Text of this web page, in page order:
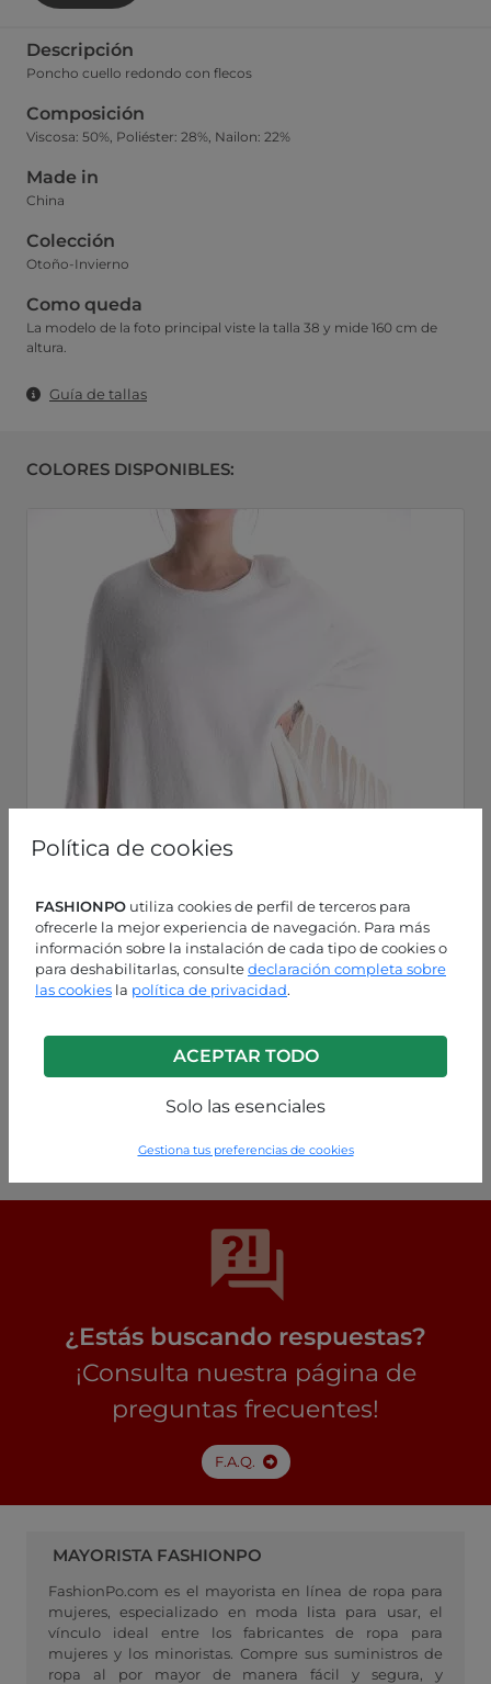
Política de cookies
FASHIONPO utiliza cookies de perfil de terceros para
ofrecerle la mejor experiencia de navegación. Para más
información sobre la instalación de cada tipo de cookies o
para deshabilitarlas, consultedeclaración completa sobre
las cookies la política de privacidad.
ACEPTAR TODO
Solo las esenciales
Gestiona tus preferencias de cookies
Descripción
Poncho cuello redondo con flecos
Composición
Viscosa: 50%, Poliéster: 28%, Nailon: 22%
Made in
China
Colección
Otoño-Invierno
Como queda
La modelo de la foto principal viste la talla 38 y mide 160 cm de
altura.
Guía de tallas
COLORES DISPONIBLES:
¿Estás buscando respuestas?
¡Consulta nuestra página de
preguntas frecuentes!
F.A.Q.
MAYORISTA FASHIONPO
FashionPo.com es el mayorista en línea de ropa para
mujeres, especializado en moda lista para usar, el
vínculo ideal entre los fabricantes de ropa para
mujeres y los minoristas. Compre sus suministros de
ropa al por mayor de manera fácil y segura, y